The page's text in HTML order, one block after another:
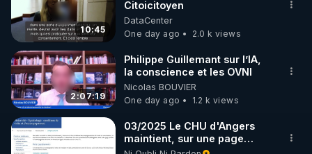
http://rgnr.li/news
🌱 VIDÉOS NON CENSURÉES SUR ODYSEE
Toutes les vidéos Youtube sont aussi sur la
http://rgnr.li/odysee
🌱 LES STAGES EN PRÉSENTIEL
10:45
Citoicitoyen
DataCenter
One day ago
2.0 k views
2:07:19
Philippe Guillemant sur l’IA,
la conscience et les OVNI
Nicolas BOUVIER
One day ago
1.2 k views
03/2025 Le CHU d'Angers
maintient, sur une page
mise à jour, ses consignes